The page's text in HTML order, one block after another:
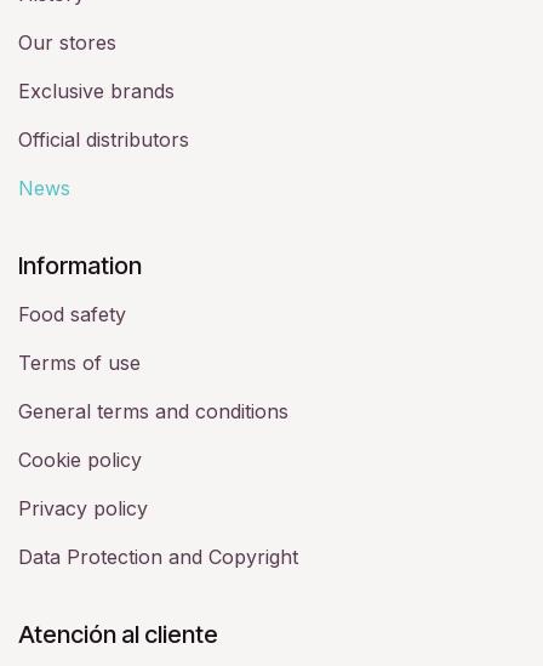
Our stores
Exclusive brands
Official distributors
News
​Information
Food safety
Terms of use
General terms and conditions
Cookie policy
Privacy policy
Data Protection and Copyright
Atención al cliente